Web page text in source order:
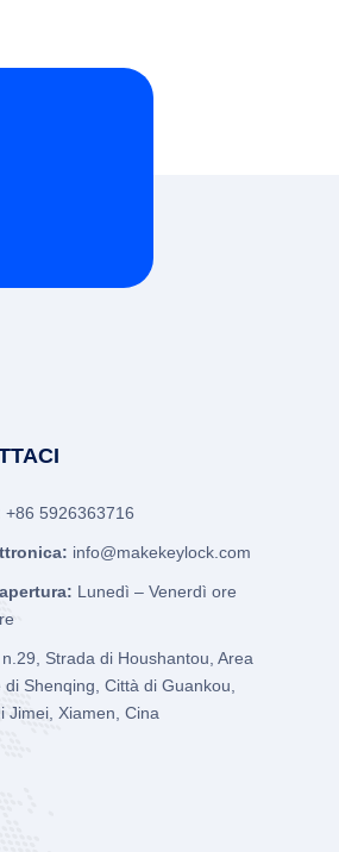
+86 5926363716
info@makekeylock.com
Lunedì – Venerdì ore
n.29, Strada di Houshantou, Area
di Shenqing, Città di Guankou,
Jimei, Xiamen, Cina